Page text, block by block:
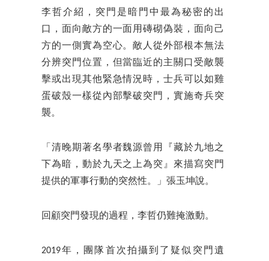
李哲介紹，突門是暗門中最為秘密的出
口，面向敵方的一面用磚砌偽裝，面向己
方的一側實為空心。敵人從外部根本無法
分辨突門位置，但當臨近的主關口受敵襲
擊或出現其他緊急情況時，士兵可以如雞
蛋破殼一樣從內部擊破突門，實施奇兵突
襲。
「清晚期著名學者魏源曾用『藏於九地之
下為暗，動於九天之上為突』來描寫突門
提供的軍事行動的突然性。」張玉坤說。
回顧突門發現的過程，李哲仍難掩激動。
2019年，團隊首次拍攝到了疑似突門遺